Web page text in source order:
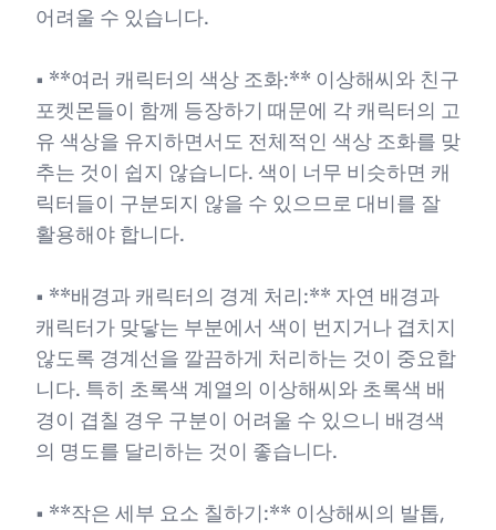
어려울 수 있습니다.
• **여러 캐릭터의 색상 조화:** 이상해씨와 친구
포켓몬들이 함께 등장하기 때문에 각 캐릭터의 고
유 색상을 유지하면서도 전체적인 색상 조화를 맞
추는 것이 쉽지 않습니다. 색이 너무 비슷하면 캐
릭터들이 구분되지 않을 수 있으므로 대비를 잘
활용해야 합니다.
• **배경과 캐릭터의 경계 처리:** 자연 배경과
캐릭터가 맞닿는 부분에서 색이 번지거나 겹치지
않도록 경계선을 깔끔하게 처리하는 것이 중요합
니다. 특히 초록색 계열의 이상해씨와 초록색 배
경이 겹칠 경우 구분이 어려울 수 있으니 배경색
의 명도를 달리하는 것이 좋습니다.
• **작은 세부 요소 칠하기:** 이상해씨의 발톱,